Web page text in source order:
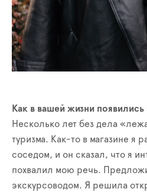
Как в вашей жизни появились
Несколько лет без дела
туризма. Как-то в магазине я
соседом, и он сказал, что я
похвалил мою речь.
экскурсоводом. Я решила